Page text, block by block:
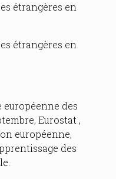
étrangères en
étrangères en
des
Eurostat ,
européenne,
des